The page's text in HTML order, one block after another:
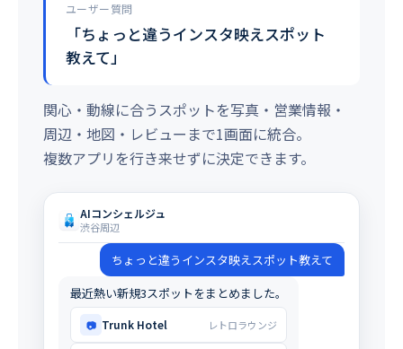
ユーザー質問
「ちょっと違うインスタ映えスポット
教えて」
関心・動線に合うスポットを写真・営業情報・
周辺・地図・レビューまで1画面に統合。
複数アプリを行き来せずに決定できます。
AIコンシェルジュ
渋谷周辺
ちょっと違うインスタ映えスポット教えて
最近熱い新規3スポットをまとめました。
📷 Trunk Hotel レトロラウンジ